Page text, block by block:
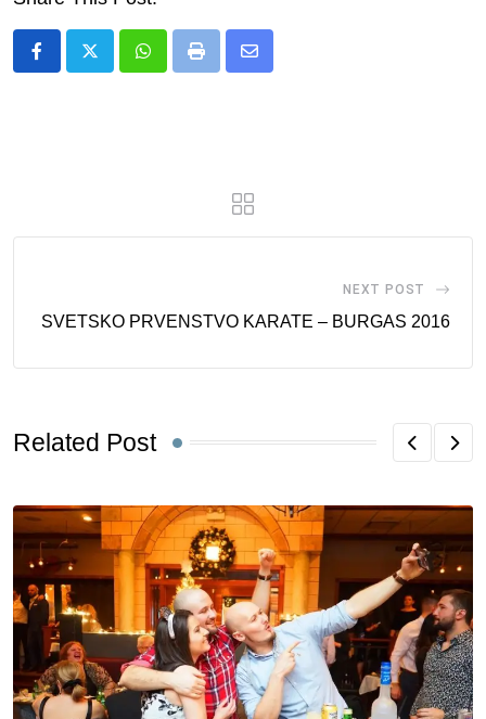
Whatsapp
Print
Share
NEXT POST
SVETSKO PRVENSTVO KARATE – BURGAS 2016
Related Post